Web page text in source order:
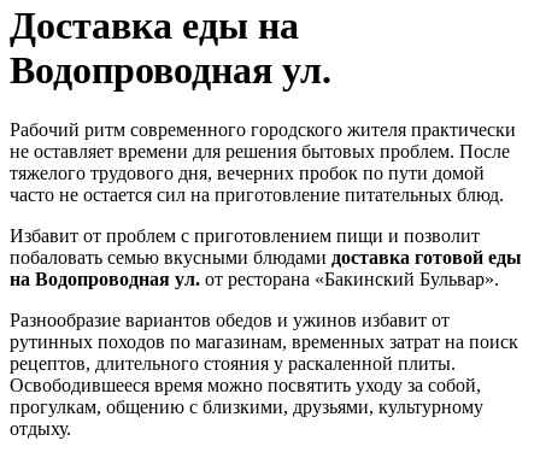
Доставка еды на
Водопроводная ул.
Рабочий ритм современного городского жителя практически
не оставляет времени для решения бытовых проблем. После
тяжелого трудового дня, вечерних пробок по пути домой
часто не остается сил на приготовление питательных блюд.
Избавит от проблем с приготовлением пищи и позволит
побаловать семью вкусными блюдами доставка готовой еды
на Водопроводная ул. от ресторана «Бакинский Бульвар».
Разнообразие вариантов обедов и ужинов избавит от
рутинных походов по магазинам, временных затрат на поиск
рецептов, длительного стояния у раскаленной плиты.
Освободившееся время можно посвятить уходу за собой,
прогулкам, общению с близкими, друзьями, культурному
отдыху.